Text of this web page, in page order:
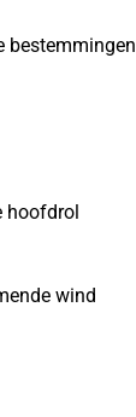
bestemmingen
hoofdrol
wind